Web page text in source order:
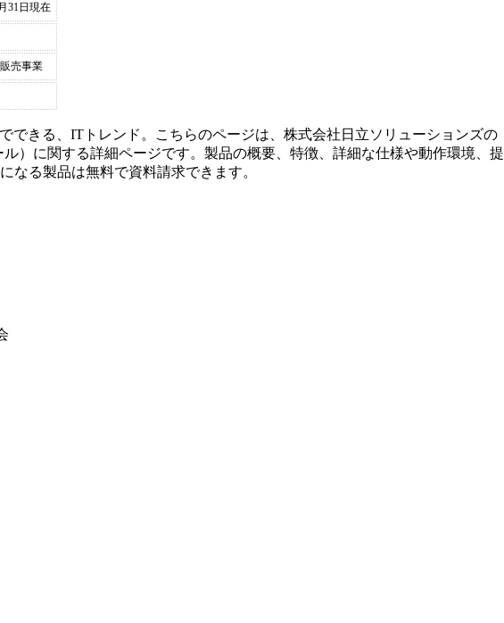
31日現在
売事業
できる、ITトレンド。こちらのページは、 株式会社日立ソリューションズの
ル）に関する詳細ページです。製品の概要、特徴、詳細な仕様や動作環境、提
なる製品は無料で資料請求できます。